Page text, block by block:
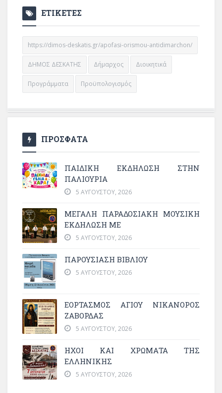
ΕΤΙΚΕΤΕΣ
https://dimos-deskatis.gr/apofasi-orismou-antidimarchon/
ΔΗΜΟΣ ΔΕΣΚΑΤΗΣ Δήμαρχος Διοικητικά
Προγράμματα Προϋπολογισμός
ΠΡΟΣΦΑΤΑ
ΠΑΙΔΙΚΗ ΕΚΔΗΛΩΣΗ ΣΤΗΝ
ΠΑΛΙΟΥΡΙΑ
5 ΑΥΓΟΎΣΤΟΥ, 2026
ΜΕΓΆΛΗ ΠΑΡΑΔΟΣΙΑΚΉ ΜΟΥΣΙΚΉ
ΕΚΔΉΛΩΣΗ ΜΕ
5 ΑΥΓΟΎΣΤΟΥ, 2026
ΠΑΡΟΥΣΙΑΣΗ ΒΙΒΛΙΟΥ
5 ΑΥΓΟΎΣΤΟΥ, 2026
ΕΟΡΤΑΣΜΟΣ ΑΓΙΟΥ ΝΙΚΑΝΟΡΟΣ
ΖΑΒΟΡΔΑΣ
5 ΑΥΓΟΎΣΤΟΥ, 2026
ΗΧΟΙ ΚΑΙ ΧΡΩΜΑΤΑ ΤΗΣ
ΕΛΛΗΝΙΚΗΣ
5 ΑΥΓΟΎΣΤΟΥ, 2026